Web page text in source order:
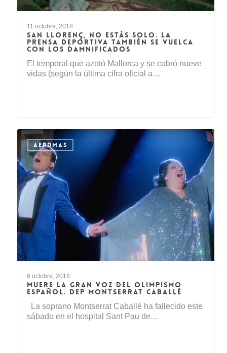
11 octubre, 2018
SAN LLORENÇ, NO ESTÁS SOLO. LA
PRENSA DEPORTIVA TAMBIÉN SE VUELCA
CON LOS DAMNIFICADOS
El temporal que azotó Mallorca y se cobró nueve
vidas (según la última cifra oficial a…
AEPDMAS
6 octubre, 2018
MUERE LA GRAN VOZ DEL OLIMPISMO
ESPAÑOL. DEP MONTSERRAT CABALLÉ
La soprano Montserrat Caballé ha fallecido este
sábado en el hospital Sant Pau de…